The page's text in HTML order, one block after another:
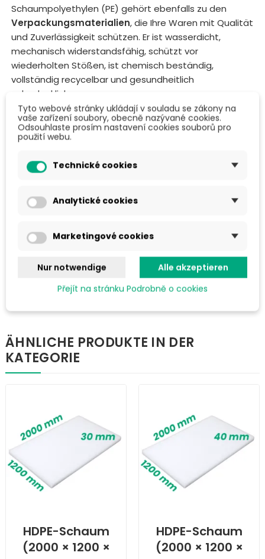
Schaumpolyethylen (PE) gehört ebenfalls zu den
Verpackungsmaterialien, die Ihre Waren mit Qualität
und Zuverlässigkeit schützen. Er ist wasserdicht,
mechanisch widerstandsfähig, schützt vor
wiederholten Stößen, ist chemisch beständig,
vollständig recycelbar und gesundheitlich
unbedenklich.
Wir bieten Polyethylenschaum in verschiedenen
Breiten und Längen an, um Ihren Anforderungen
gerecht zu werden. Sie können
Kratz- und Abriebschutz
Wärme- und Schalldämmung
Schützende Wärmedämmung für Dampfbäder,
Gewächshäuser, Ställe und mehr...
ÄHNLICHE PRODUKTE IN DER
KATEGORIE
HDPE-Schaum
(2000 × 1200 ×
HDPE-Schaum
(2000 × 1200 ×
Tyto webové stránky ukládají v souladu se zákony na
vaše zařízení soubory, obecně nazývané cookies.
Odsouhlaste prosím nastavení cookies souborů pro
použití webu.
Technické cookies
Analytické cookies
Marketingové cookies
Nur notwendige
Alle akzeptieren
Přejít na stránku Podrobně o cookies